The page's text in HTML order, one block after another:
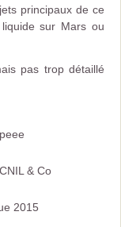
principaux de ce
sur Mars ou
pas trop détaillé
& Co
2015